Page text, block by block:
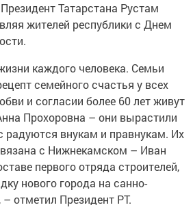
Президент Татарстана Рустам
жителей республики с Днем
каждого человека. Семьи
семейного счастья у всех
и согласии более 60 лет живут
Прохоровна – они вырастили
радуются внукам и правнукам. Их
с Нижнекамском – Иван
первого отряда строителей,
нового города на санно-
отметил Президент РТ.